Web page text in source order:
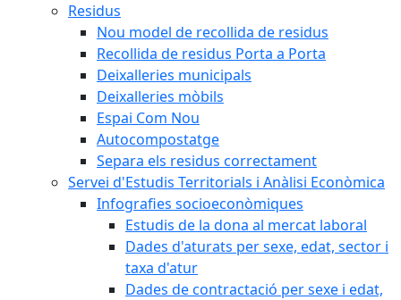
Residus
Nou model de recollida de residus
Recollida de residus Porta a Porta
Deixalleries municipals
Deixalleries mòbils
Espai Com Nou
Autocompostatge
Separa els residus correctament
Servei d'Estudis Territorials i Anàlisi Econòmica
Infografies socioeconòmiques
Estudis de la dona al mercat laboral
Dades d'aturats per sexe, edat, sector i
taxa d'atur
Dades de contractació per sexe i edat,